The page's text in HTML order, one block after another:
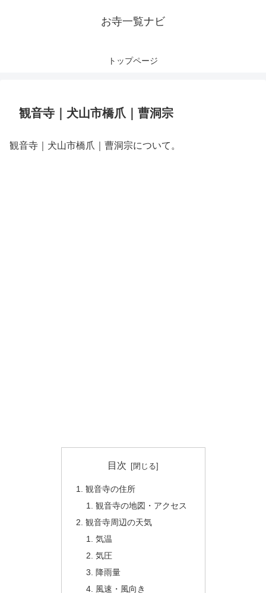
お寺一覧ナビ
トップページ
観音寺｜犬山市橋爪｜曹洞宗
観音寺｜犬山市橋爪｜曹洞宗について。
目次
観音寺の住所
観音寺の地図・アクセス
観音寺周辺の天気
気温
気圧
降雨量
風速・風向き